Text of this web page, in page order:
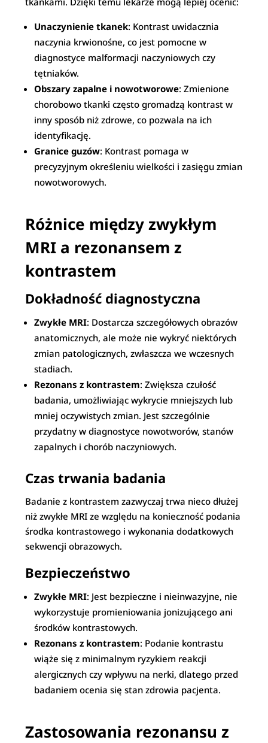
Unaczynienie tkanek: Kontrast uwidacznia
naczynia krwionośne, co jest pomocne w
diagnostyce malformacji naczyniowych czy
tętniaków.
Obszary zapalne i nowotworowe: Zmienione
chorobowo tkanki często gromadzą kontrast w
inny sposób niż zdrowe, co pozwala na ich
identyfikację.
Granice guzów: Kontrast pomaga w
precyzyjnym określeniu wielkości i zasięgu zmian
nowotworowych.
Różnice między zwykłym
MRI a rezonansem z
kontrastem
Dokładność diagnostyczna
Zwykłe MRI: Dostarcza szczegółowych obrazów
anatomicznych, ale może nie wykryć niektórych
zmian patologicznych, zwłaszcza we wczesnych
stadiach.
Rezonans z kontrastem: Zwiększa czułość
badania, umożliwiając wykrycie mniejszych lub
mniej oczywistych zmian. Jest szczególnie
przydatny w diagnostyce nowotworów, stanów
zapalnych i chorób naczyniowych.
Czas trwania badania
Badanie z kontrastem zazwyczaj trwa nieco dłużej
niż zwykłe MRI ze względu na konieczność podania
środka kontrastowego i wykonania dodatkowych
sekwencji obrazowych.
Bezpieczeństwo
Zwykłe MRI: Jest bezpieczne i nieinwazyjne, nie
wykorzystuje promieniowania jonizującego ani
środków kontrastowych.
Rezonans z kontrastem: Podanie kontrastu
wiąże się z minimalnym ryzykiem reakcji
alergicznych czy wpływu na nerki, dlatego przed
badaniem ocenia się stan zdrowia pacjenta.
Zastosowania rezonansu z